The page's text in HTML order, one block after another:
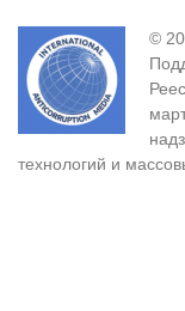
©
технологий и